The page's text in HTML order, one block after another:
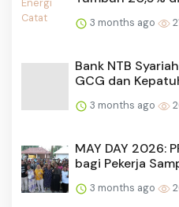
3 months ago
Bank NTB
GCG dan
3 months ago
MAY DAY 2026:
bagi Pekerja
3 months ago